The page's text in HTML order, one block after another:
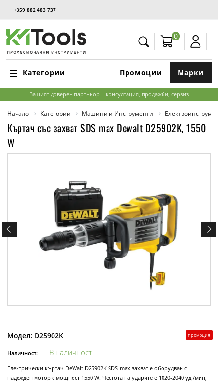
+359 882 483 737
0
Категории Марки
Промоции
Вашият доверен партньор – консултация, продажби, сервиз
Начало Категории Машини и Инструменти
Къртач със захват SDS max Dewalt D25902K, 1550
W
промоция
Модел: D25902K
Наличност: В наличност
Електрически къртач DeWalt D25902K SDS-max захват е оборудван с
надежден мотор с мощност 1550 W. Честота на ударите е 1020-2040 уд./мин,